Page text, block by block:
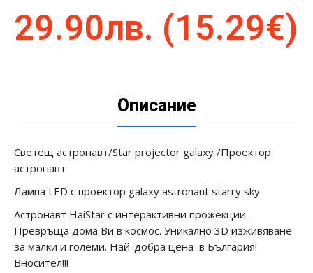
29.90лв. (15.29€)
Описание
Светещ астронавт/Star projector galaxy /Проектор
астронавт
Лампа LED с проектор galaxy astronaut starry sky
Астронавт HaiStar с интерактивни прожекции.
Превръща дома Ви в космос. Уникално 3D изживяване
за малки и големи. Най-добра цена в България!
Вносител!!!